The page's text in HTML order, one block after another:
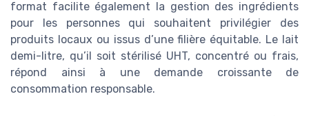
format facilite également la gestion des ingrédients
pour les personnes qui souhaitent privilégier des
produits locaux ou issus d’une filière équitable. Le lait
demi-litre, qu’il soit stérilisé UHT, concentré ou frais,
répond ainsi à une demande croissante de
consommation responsable.